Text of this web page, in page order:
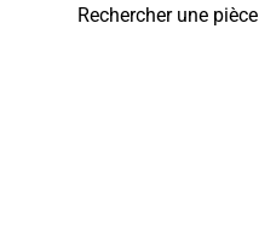
Rechercher une pièce